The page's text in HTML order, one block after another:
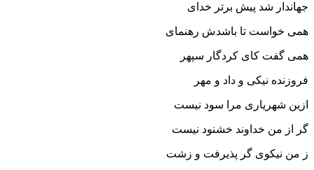
جهاندار شد پیش برتر خداى
همى خواست تا باشدش رهنماى‏
همى گفت کاى کردگار سپهر
فروزنده نیکى و داد و مهر
ازین شهریارى مرا سود نیست
گر از من خداوند خشنود نیست‏
ز من نیکوى گر پذیرفت و زشت